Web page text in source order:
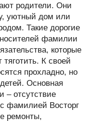
родители. Они
уютный дом или
Такие дорогие
фамилии
которые
К своей
прохладно, но
Основная
– отсутствие
фамилией Восторг
ремонты,